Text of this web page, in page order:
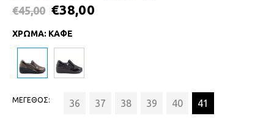
€45,00 €38,00
ΧΡΩΜΑ: ΚΑΦΕ
ΜΕΓΕΘΟΣ 36 37 38 39 40 41